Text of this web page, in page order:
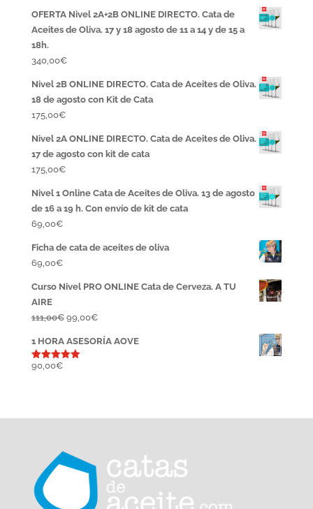
OFERTA Nivel 2A+2B ONLINE DIRECTO. Cata de
Aceites de Oliva. 17 y 18 agosto de 11 a 14 y de 15 a
18h.
340,00€
Nivel 2B ONLINE DIRECTO. Cata de Aceites de Oliva.
18 de agosto con Kit de Cata
175,00€
Nivel 2A ONLINE DIRECTO. Cata de Aceites de Oliva.
17 de agosto con kit de cata
175,00€
Nivel 1 Online Cata de Aceites de Oliva. 13 de agosto
de 16 a 19 h. Con envío de kit de cata
69,00€
Ficha de cata de aceites de oliva
69,00€
Curso Nivel PRO ONLINE Cata de Cerveza. A TU
AIRE
111,00€ El
original
99,00€El
actual
1 HORA ASESORÍA AOVE
Valorado
90,00€